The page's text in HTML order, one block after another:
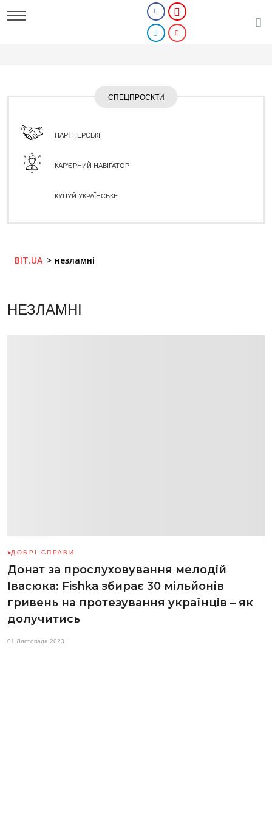
СПЕЦПРОЄКТИ
ПАРТНЕРСЬКІ
КАР'ЄРНИЙ НАВІГАТОР
КУПУЙ УКРАЇНСЬКЕ
BIT.UA незламні
НЕЗЛАМНІ
ДОБРІ СПРАВИ
Донат за прослуховування мелодій
Івасюка: Fishka збирає 30 мільйонів
гривень на протезування українців – як
долучитись
01 Листопада 2023